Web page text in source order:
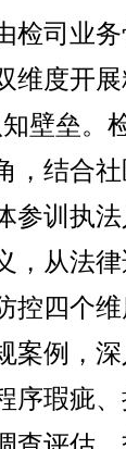
司业务
维度开
壁垒。
，结合
参训执
，从法
控四个
案例，
序瑕疵